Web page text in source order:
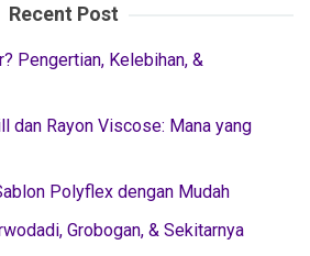
Recent Post
Pengertian, Kelebihan, &
dan Rayon Viscose: Mana yang
Polyflex dengan Mudah
Grobogan, & Sekitarnya